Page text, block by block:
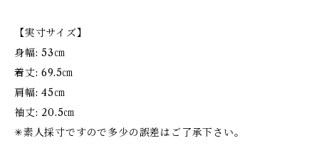
【実寸サイズ】
身幅: 53㎝
着丈: 69.5㎝
肩幅: 45㎝
袖丈: 20.5㎝
✳︎素人採寸ですので多少の誤差はご了承下さい。